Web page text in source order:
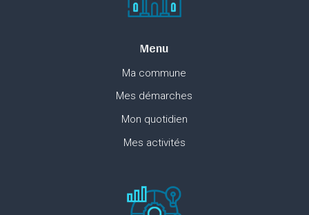
Menu
Ma commune
Mes démarches
Mon quotidien
Mes activités